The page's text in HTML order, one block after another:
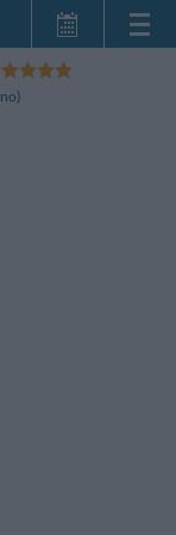
Home Page
Le mie Prenotazioni